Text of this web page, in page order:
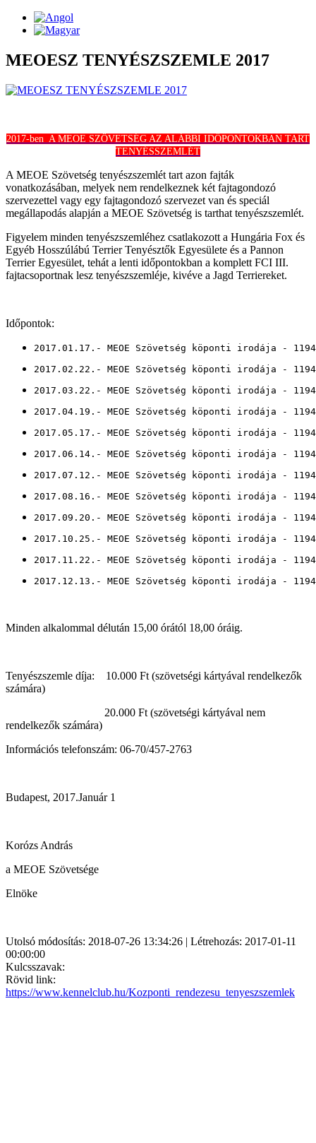
MEOESZ TENYÉSZSZEMLE 2017
2017-ben A MEOE SZÖVETSÉG AZ ALÁBBI IDŐPONTOKBAN TART
TENYÉSSZEMLÉT
A MEOE Szövetség tenyészszemlét tart azon fajták
vonatkozásában, melyek nem rendelkeznek két fajtagondozó
szervezettel vagy egy fajtagondozó szervezet van és speciál
megállapodás alapján a MEOE Szövetség is tarthat tenyészszemlét.
Figyelem minden tenyészszemléhez csatlakozott a Hungária Fox és
Egyéb Hosszúlábú Terrier Tenyésztők Egyesülete és a Pannon
Terrier Egyesület, tehát a lenti időpontokban a komplett FCI III.
fajtacsoportnak lesz tenyészszemléje, kivéve a Jagd Terriereket.
Időpontok:
2017.01.17.- MEOE Szövetség köponti irodája -
2017.02.22.- MEOE Szövetség köponti irodája -
2017.03.22.- MEOE Szövetség köponti irodája -
2017.04.19.- MEOE Szövetség köponti irodája -
2017.05.17.- MEOE Szövetség köponti irodája -
2017.06.14.- MEOE Szövetség köponti irodája -
2017.07.12.- MEOE Szövetség köponti irodája -
2017.08.16.- MEOE Szövetség köponti irodája -
2017.09.20.- MEOE Szövetség köponti irodája -
2017.10.25.- MEOE Szövetség köponti irodája -
2017.11.22.- MEOE Szövetség köponti irodája -
2017.12.13.- MEOE Szövetség köponti irodája -
Minden alkalommal délután 15,00 órától 18,00 óráig.
Tenyészszemle díja: 10.000 Ft (szövetségi kártyával rendelkezők
számára)
20.000 Ft (szövetségi kártyával nem
rendelkezők számára)
Információs telefonszám: 06-70/457-2763
Budapest, 2017.Január 1
Korózs András
a MEOE Szövetsége
Elnöke
Utolsó módosítás: 2018-07-26 13:34:26 | Létrehozás: 2017-01-11
00:00:00
Kulcsszavak:
Rövid link:
https://www.kennelclub.hu/Kozponti_rendezesu_tenyeszszemlek